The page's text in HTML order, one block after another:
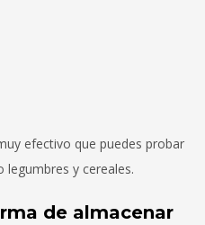
efectivo que puedes probar
y cereales.
de almacenar